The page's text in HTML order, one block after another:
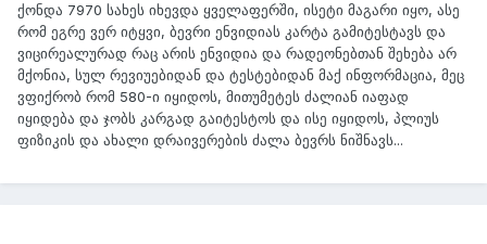
ქონდა 7970 სახეს იხევდა ყველაფერში, ისეტი მაგარი იყო, ასე
რომ ეგრე ვერ იტყვი, ბევრი ენვიდიას კარტა გამიტესტავს და
ვიცირეალურად რაც არის ენვიდია და რადეონებთან შეხება არ
მქონია, სულ რევიუებიდან და ტესტებიდან მაქ ინფორმაცია, მეც
ვფიქრობ რომ 580-ი იყიდოს, მითუმეტეს ძალიან იაფად
იყიდება და ჯობს კარგად გაიტესტოს და ისე იყიდოს, პლიუს
ფიზიკის და ახალი დრაივერების ძალა ბევრს ნიშნავს...